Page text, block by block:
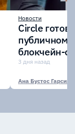
Новости
Circle
публичному
блокчейн-
участии
3 дня назад
Ана Бустос Гарсия